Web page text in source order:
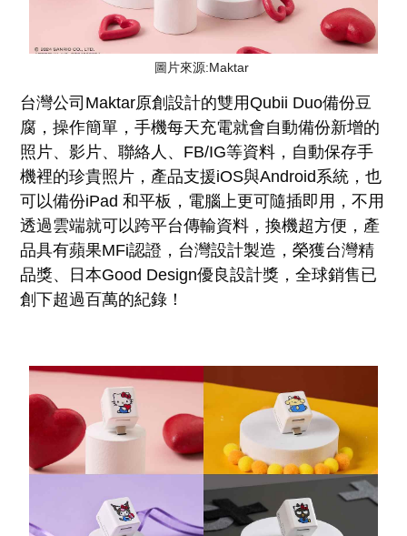
圖片來源:Maktar
台灣公司Maktar原創設計的雙用Qubii Duo備份豆
腐，操作簡單，手機每天充電就會自動備份新增的
照片、影片、聯絡人、FB/IG等資料，自動保存手
機裡的珍貴照片，產品支援iOS與Android系統，也
可以備份iPad 和平板，電腦上更可隨插即用，不用
透過雲端就可以跨平台傳輸資料，換機超方便，產
品具有蘋果MFi認證，台灣設計製造，榮獲台灣精
品獎、日本Good Design優良設計獎，全球銷售已
創下超過百萬的紀錄！